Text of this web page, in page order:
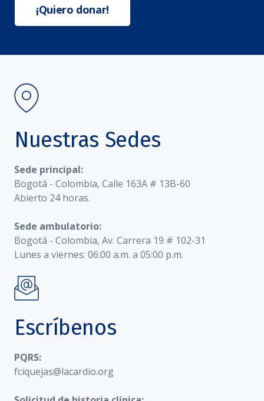
¡Quiero donar!
Nuestras Sedes
Sede principal:
Bogotá - Colombia, Calle 163A # 13B-60
Abierto 24 horas.
Sede ambulatorio:
Bogotá - Colombia, Av. Carrera 19 # 102-31
Lunes a viernes: 06:00 a.m. a 05:00 p.m.
Escríbenos
PQRS:
fciquejas@lacardio.org